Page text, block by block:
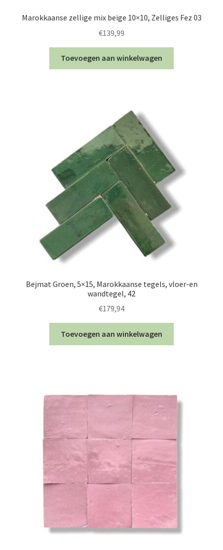
Marokkaanse zellige mix beige 10×10, Zelliges Fez 03
€139,99
Toevoegen aan winkelwagen
Bejmat Groen, 5×15, Marokkaanse tegels, vloer-en
wandtegel, 42
€179,94
Toevoegen aan winkelwagen